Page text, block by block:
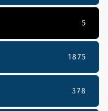
5
1875
378